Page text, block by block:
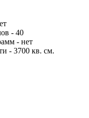
- 40
- нет
- 3700 кв. см.